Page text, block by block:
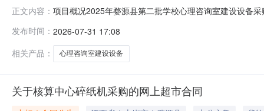
正文内容： 项目概况2025年婺源县第二批学校心理咨询室建设设备
公开招标预算金额：2456000.00元最高限价：
发布时间： 2026-07-31 17:08
相关产品：
心理咨询室建设设备
关于核算中心碎纸机采购的网上超市合同